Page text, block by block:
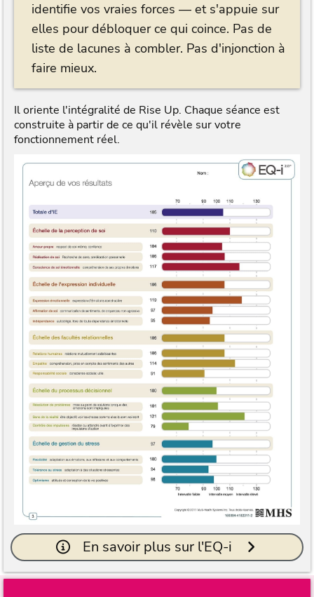
identifie vos vraies forces — et s'appuie sur
elles pour débloquer ce qui coince. Pas de
liste de lacunes à combler. Pas d'injonction à
faire mieux.
Il oriente l'intégralité de Rise Up. Chaque séance est
construite à partir de ce qu'il révèle sur votre
fonctionnement réel.
En savoir plus sur l'EQ-i